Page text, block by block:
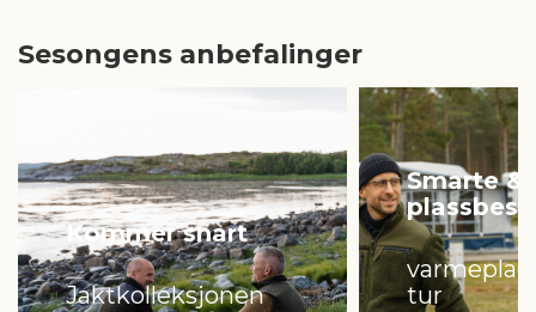
Sesongens anbefalinger
Kommer snart
Jaktkolleksjonen
Smarte &
tur